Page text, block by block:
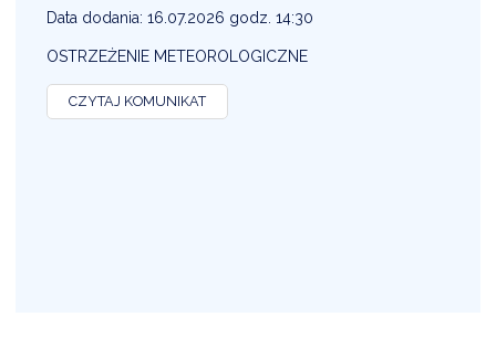
Data dodania: 16.07.2026 godz. 14:30
OSTRZEŻENIE METEOROLOGICZNE
CZYTAJ KOMUNIKAT